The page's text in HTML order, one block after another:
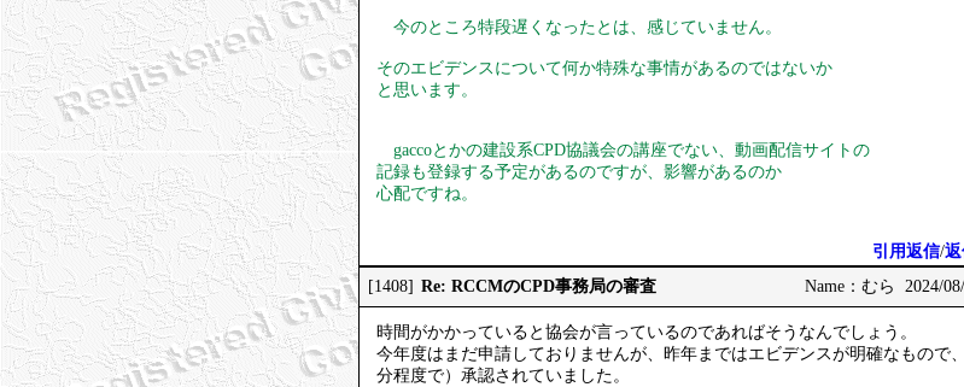
今のところ特段遅くなったとは、感じていません。
そのエビデンスについて何か特殊な事情があるのではないか
と思います。
gaccoとかの建設系CPD協議会の講座でない、動画配信サイトの
記録も登録する予定があるのですが、影響があるのか
心配ですね。
引用返信/
[1408] Re: RCCMのCPD事務局の審査 Name：むら 2024/
時間がかかっていると協会が言っているのであればそうなんでしょう。
今年度はまだ申請しておりませんが、昨年まではエビデンスが明確なもので
分程度で）承認されていました。